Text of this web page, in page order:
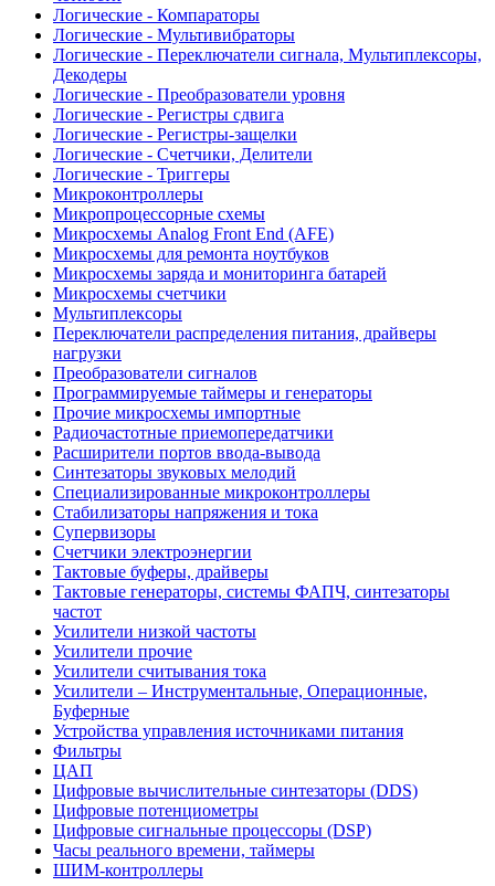
Логические - Компараторы
Логические - Мультивибраторы
Логические - Переключатели сигнала, Мультиплексоры,
Декодеры
Логические - Преобразователи уровня
Логические - Регистры сдвига
Логические - Регистры-защелки
Логические - Счетчики, Делители
Логические - Триггеры
Микроконтроллеры
Микропроцессорные схемы
Микросхемы Analog Front End (AFE)
Микросхемы для ремонта ноутбуков
Микросхемы заряда и мониторинга батарей
Микросхемы счетчики
Мультиплексоры
Переключатели распределения питания, драйверы
нагрузки
Преобразователи сигналов
Программируемые таймеры и генераторы
Прочие микросхемы импортные
Радиочастотные приемопередатчики
Расширители портов ввода-вывода
Синтезаторы звуковых мелодий
Специализированные микроконтроллеры
Стабилизаторы напряжения и тока
Супервизоры
Счетчики электроэнергии
Тактовые буферы, драйверы
Тактовые генераторы, системы ФАПЧ, синтезаторы
частот
Усилители низкой частоты
Усилители прочие
Усилители считывания тока
Усилители – Инструментальные, Операционные,
Буферные
Устройства управления источниками питания
Фильтры
ЦАП
Цифровые вычислительные синтезаторы (DDS)
Цифровые потенциометры
Цифровые сигнальные процессоры (DSP)
Часы реального времени, таймеры
ШИМ-контроллеры